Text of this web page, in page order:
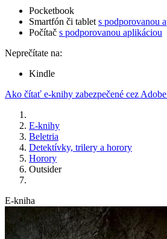
Pocketbook
Smartfón či tablet s podporovanou
Počítač s podporovanou aplikáciou
Neprečítate na:
Kindle
Ako čítať e-knihy zabezpečené cez
E-knihy
Beletria
Detektívky, trilery a horory
Horory
Outsider
E-kniha